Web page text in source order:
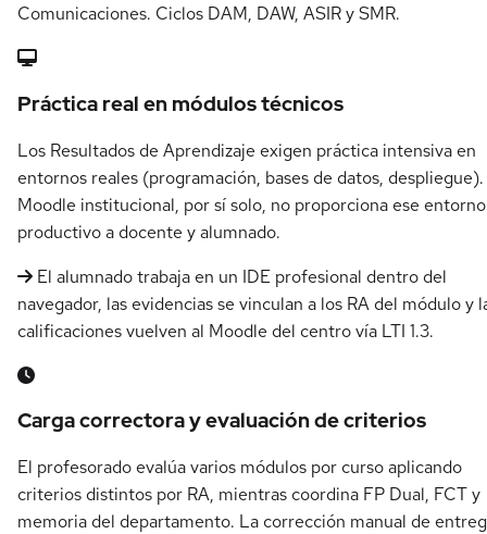
Comunicaciones. Ciclos DAM, DAW, ASIR y SMR.
Práctica real en módulos técnicos
Los Resultados de Aprendizaje exigen práctica intensiva en
entornos reales (programación, bases de datos,
Moodle institucional, por sí solo, no proporciona ese entorno
productivo a docente y alumnado.
El alumnado trabaja en un IDE profesional dentro del
navegador, las evidencias se vinculan a los RA del módulo y
calificaciones vuelven al Moodle del centro vía LTI 1.3.
Carga correctora y evaluación de criterios
El profesorado evalúa varios módulos por curso aplicando
criterios distintos por RA, mientras coordina FP Dual, FCT y
memoria del departamento. La corrección manual de